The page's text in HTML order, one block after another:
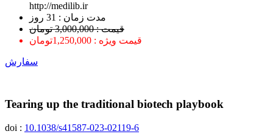
http://medilib.ir
ﻣﺪﺕ ﺯﻣﺎﻥ : 31 ﺭﻭﺯ
قیمت : 3,000,000 تومان
قیمت ویژه : 1,250,000تومان
سفارش
Tearing up the traditional biotech playbook
doi : 10.1038/s41587-023-02119-6